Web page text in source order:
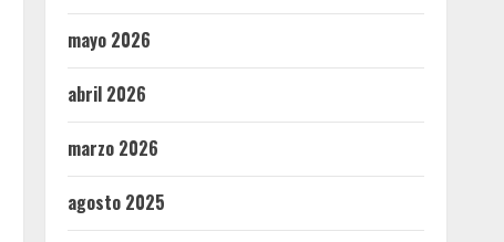
mayo 2026
abril 2026
marzo 2026
agosto 2025